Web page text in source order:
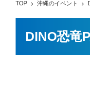
TOP 沖縄のイベント
DINO恐竜